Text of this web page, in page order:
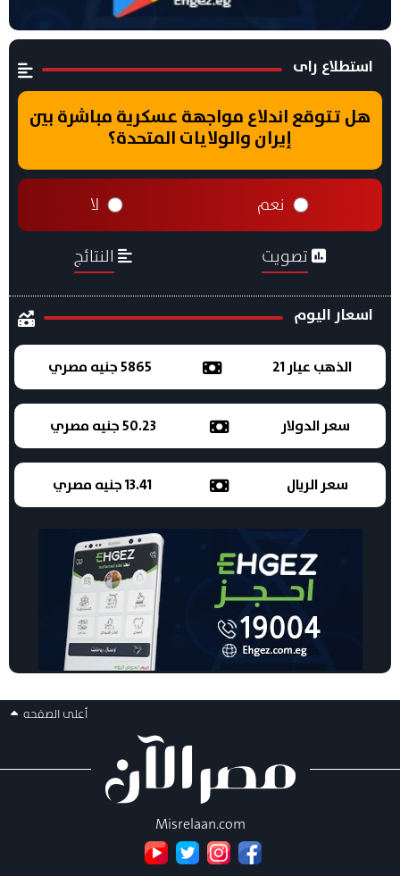
استطلاع راى
هل تتوقع اندلاع مواجهة عسكرية مباشرة بين
إيران والولايات المتحدة؟
نعم لا
تصويت النتائج
اسعار اليوم
الذهب عيار 21 5865 جنيه مصري
سعر الدولار 50.23 جنيه مصري
سعر الريال 13.41 جنيه مصري
أعلى الصفحه
Misrelaan.com